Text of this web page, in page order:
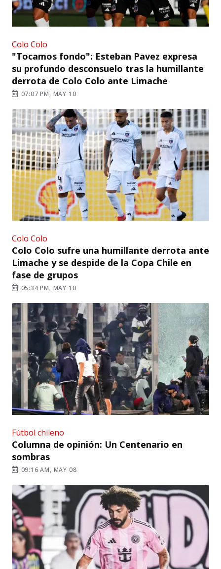
Colo Colo
"Tocamos fondo": Esteban Pavez expresa
su profundo desconsuelo tras la humillante
derrota de Colo Colo ante Limache
07:07 PM, MAY 10
Colo Colo
Colo Colo sufre una humillante derrota ante
Limache y se despide de la Copa Chile en
fase de grupos
05:34 PM, MAY 10
Fútbol chileno
Columna de opinión: Un Centenario en
sombras
09:16 AM, MAY 08